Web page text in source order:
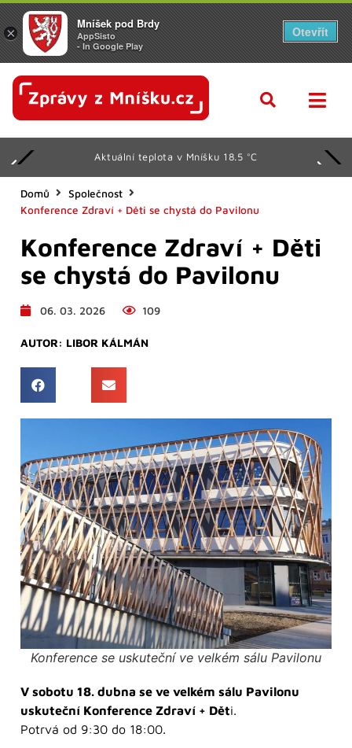
Aktuální teplota v Mníšku 18.5 °C
Domů
Společnost
Konference Zdraví + Děti se chystá do Pavilonu
Konference Zdraví + Děti
se chystá do Pavilonu
06. 03. 2026 109
AUTOR: LIBOR KÁLMÁN
Konference se uskuteční ve velkém sálu Pavilonu
V sobotu 18. dubna se ve velkém sálu Pavilonu
uskuteční Konference Zdraví + Děti.
Potrvá od 9:30 do 18:00.
×
Mníšek pod Brdy
AppSisto
- In Google Play
Otevřít